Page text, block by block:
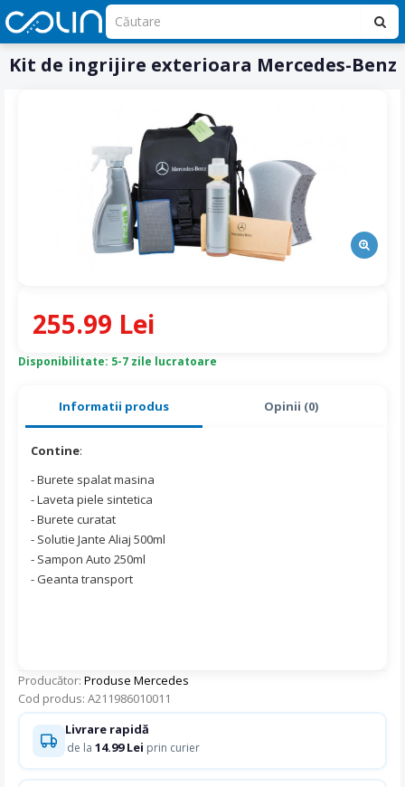
Kit de ingrijire exterioara Mercedes-Benz
Informatii produs Opinii (0)
Contine:
- Burete spalat masina
- Laveta piele sintetica
- Burete curatat
- Solutie Jante Aliaj 500ml
- Sampon Auto 250ml
- Geanta transport
Producător: Produse Mercedes
Cod produs: A211986010011
Disponibilitate: 5-7 zile lucratoare
255.99 Lei
Livrare rapidă
de la 14.99 Lei prin curier